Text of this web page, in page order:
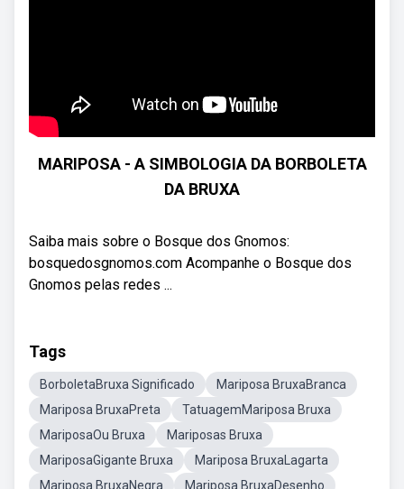
MARIPOSA - A SIMBOLOGIA DA BORBOLETA
DA BRUXA
Saiba mais sobre o Bosque dos Gnomos:
bosquedosgnomos.com Acompanhe o Bosque dos
Gnomos pelas redes ...
Tags
BorboletaBruxa Significado
Mariposa BruxaBranca
Mariposa BruxaPreta
TatuagemMariposa Bruxa
MariposaOu Bruxa
Mariposas Bruxa
MariposaGigante Bruxa
Mariposa BruxaLagarta
Mariposa BruxaNegra
Mariposa BruxaDesenho